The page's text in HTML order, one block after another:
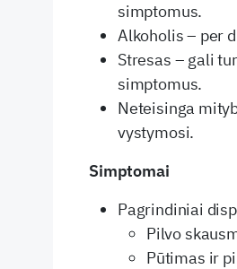
simptomus.
Alkoholis – per
Stresas – gali
simptomus.
Neteisinga
vystymosi.
Simptomai
Pagrindiniai
Pilvo
Pūtimas ir